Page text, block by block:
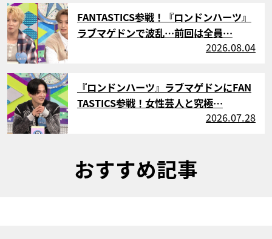
サムネイル
FANTASTICS参戦！『ロンドンハーツ』
ラブマゲドンで波乱…前回は全員…
2026.08.04
サムネイル
『ロンドンハーツ』ラブマゲドンにFAN
TASTICS参戦！女性芸人と究極…
2026.07.28
おすすめ記事